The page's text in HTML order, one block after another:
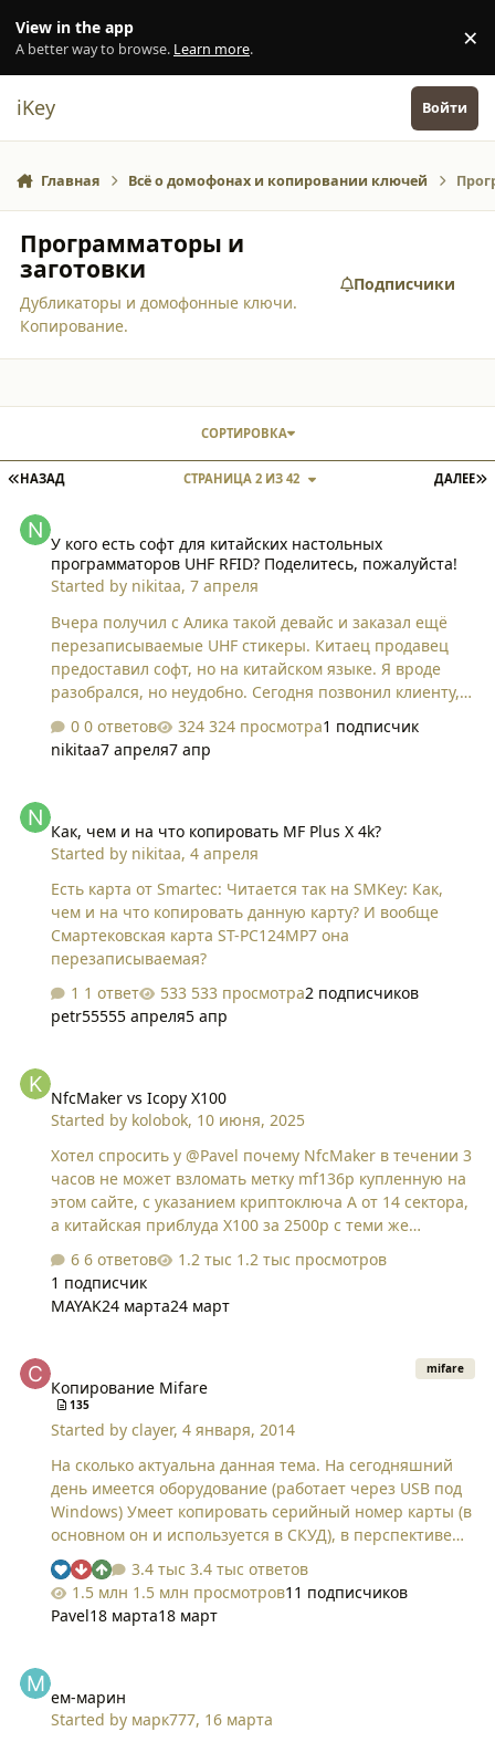
View in the app
A better way to browse. Learn more. ×
iKey Войти
Главная Всё о домофонах и копировании ключей
Программаторы и
заготовки
Дубликаторы и домофонные ключи.
Копирование.
Подписчики
ПЕРВАЯ СТРАНИЦА
НАЗАД ДАЛЕЕ
СТРАНИЦА 2 ИЗ 42
СОРТИРОВКА
У кого есть софт для китайских настольных
программаторов UHF RFID? Поделитесь, пожалуйста!
Started by nikitaa,7 апреля
Вчера получил с Алика такой девайс и заказал ещё
перезаписываемые UHF стикеры. Китаец продавец
предоставил софт, но на китайском языке. Я вроде
разобрался, но неудобно. Сегодня позвонил клиенту,
сделал дубликат на стикер с Алика, клиент остался
очень доволен) Записывал EPC. Поделитесь у кого есть
0 ответов 324 просмотра1 подписчик
nikitaa7 апреля7 апр
Как, чем и на что копировать MF Plus X 4k?
Started by nikitaa,4 апреля
Есть карта от Smartec: Читается так на SMKey: Как,
чем и на что копировать данную карту? И вообще
Смартековская карта ST-PC124MP7 она
перезаписываемая?
1 ответ
533 просмотра2 подписчиков
petr55555 апреля5 апр
NfcMaker vs Icopy X100
Started by kolobok, 10 июня, 2025
Хотел спросить у @Pavel почему NfcMaker в течении 3
часов не может взломать метку mf136p купленную на
этом сайте, с указанием криптоключа А от 14 сектора,
а китайская приблуда X100 за 2500р с теми же
то преднамеренное "отупление" софта или же опять и
тут китайцы обошли?
6 ответов
1.2 тыс просмотров
1 подписчик
MAYAK24 марта24 март
Копирование Mifare
135
Started byclayer,4 января, 2014
mifare
На сколько актуальна данная тема. На сегодняшний
день имеется оборудование (работает через USB под
Windows) Умеет копировать серийный номер карты (в
основном он и используется в СКУД), в перспективе
можно реализовать копирование секторов.
Единственное цена заготовки пока кусается 200 руб.
3.4 тыс ответов
1.5 млн просмотров11 подписчиков
Pavel18 марта18 март
ем-марин
Started by марк777, 16 марта